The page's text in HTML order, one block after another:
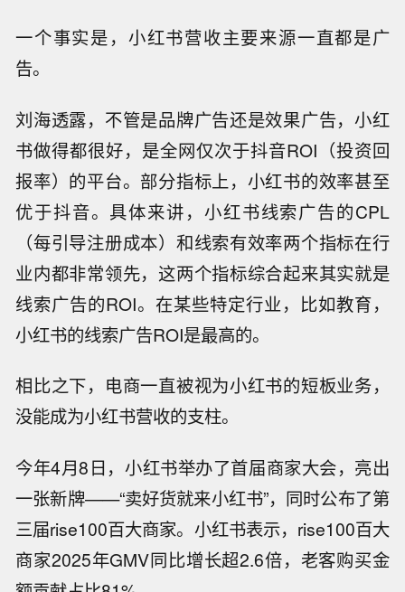
一个事实是，小红书营收主要来源一直都是广
告。
刘海透露，不管是品牌广告还是效果广告，小红
书做得都很好，是全网仅次于抖音ROI（投资回
报率）的平台。部分指标上，小红书的效率甚至
优于抖音。具体来讲，小红书线索广告的CPL
（每引导注册成本）和线索有效率两个指标在行
业内都非常领先，这两个指标综合起来其实就是
线索广告的ROI。在某些特定行业，比如教育，
小红书的线索广告ROI是最高的。
相比之下，电商一直被视为小红书的短板业务，
没能成为小红书营收的支柱。
今年4月8日，小红书举办了首届商家大会，亮出
一张新牌——“卖好货就来小红书”，同时公布了第
三届rise100百大商家。小红书表示，rise100百大
商家2025年GMV同比增长超2.6倍，老客购买金